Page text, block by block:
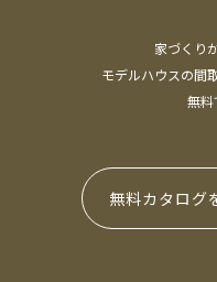
家づくり
モデルハウスの間
無料
無料カタログ